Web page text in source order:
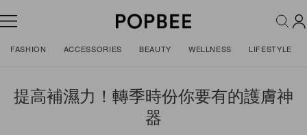
FASHION ACCESSORIES BEAUTY WELLNESS LIFESTYLE
提高補濕力！轉季時份你要有的護膚神
器